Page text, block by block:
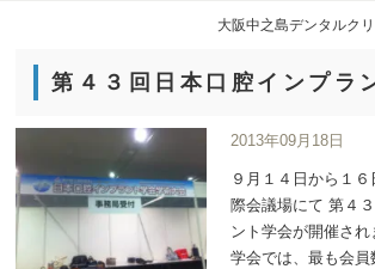
大阪中之島デンタルク
第４３回日本口腔インプラ
2013年09月18日
９月１４日から１
際会議場にて 第４
ント学会が開催さ
学会では、最も会